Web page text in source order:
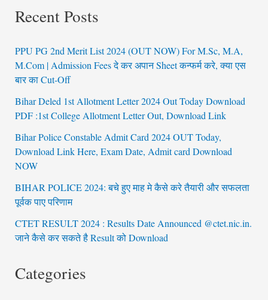
Recent Posts
PPU PG 2nd Merit List 2024 (OUT NOW) For M.Sc, M.A,
M.Com | Admission Fees दे कर अपान Sheet कन्फर्म करे, क्या एस
बार का Cut-Off
Bihar Deled 1st Allotment Letter 2024 Out Today Download
PDF :1st College Allotment Letter Out, Download Link
Bihar Police Constable Admit Card 2024 OUT Today,
Download Link Here, Exam Date, Admit card Download
NOW
BIHAR POLICE 2024: बचे हुए माह मे कैसे करे तैयारी और सफलता
पूर्वक पाए परिणाम
CTET RESULT 2024 : Results Date Announced @ctet.nic.in.
जाने कैसे कर सकते है Result को Download
Categories